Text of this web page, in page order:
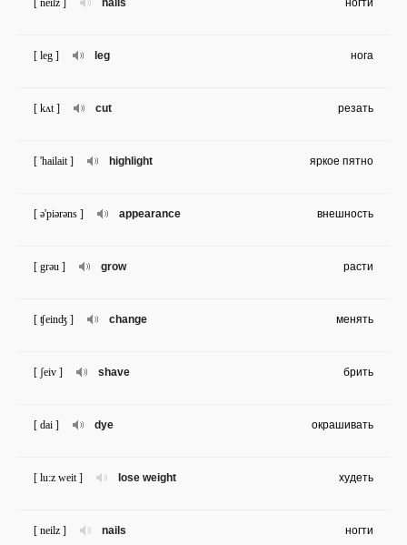
nails
[ neilz ] ногти
leg
[ leg ] нога
cut
[ kʌt ] резать
highlight
[ 'hailait ] яркое пятно
appearance
[ ə'piərəns ] внешность
grow
[ grəu ] расти
change
[ ʧeinʤ ] менять
shave
[ ʃeiv ] брить
dye
[ dai ] окрашивать
lose weight
[ lu:z weit ] худеть
nails
[ neilz ] ногти